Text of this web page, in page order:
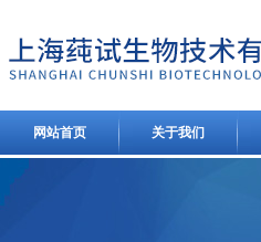
网站首页 关于我们